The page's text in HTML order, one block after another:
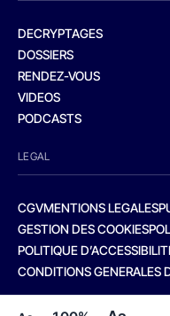
DECRYPTAGES
DOSSIERS
RENDEZ-VOUS
VIDEOS
PODCASTS
LEGAL
CGVMENTIONS LEGALES
GESTION DES COOKIES
POLITIQUE
CONDITIONS GENERALES